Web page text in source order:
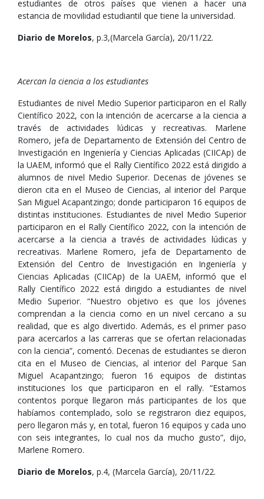
estudiantes de otros países que vienen a hacer una
estancia de movilidad estudiantil que tiene la universidad.
Diario de Morelos, p.3,(Marcela García), 20/11/22.
Acercan la ciencia a los estudiantes
Estudiantes de nivel Medio Superior participaron en el Rally
Científico 2022, con la intención de acercarse a la ciencia a
través de actividades lúdicas y recreativas. Marlene
Romero, jefa de Departamento de Extensión del Centro de
Investigación en Ingeniería y Ciencias Aplicadas (CIICAp) de
la UAEM, informó que el Rally Científico 2022 está dirigido a
alumnos de nivel Medio Superior. Decenas de jóvenes se
dieron cita en el Museo de Ciencias, al interior del Parque
San Miguel Acapantzingo; donde participaron 16 equipos de
distintas instituciones. Estudiantes de nivel Medio Superior
participaron en el Rally Científico 2022, con la intención de
acercarse a la ciencia a través de actividades lúdicas y
recreativas. Marlene Romero, jefa de Departamento de
Extensión del Centro de Investigación en Ingeniería y
Ciencias Aplicadas (CIICAp) de la UAEM, informó que el
Rally Científico 2022 está dirigido a estudiantes de nivel
Medio Superior. “Nuestro objetivo es que los jóvenes
comprendan a la ciencia como en un nivel cercano a su
realidad, que es algo divertido. Además, es el primer paso
para acercarlos a las carreras que se ofertan relacionadas
con la ciencia”, comentó. Decenas de estudiantes se dieron
cita en el Museo de Ciencias, al interior del Parque San
Miguel Acapantzingo; fueron 16 equipos de distintas
instituciones los que participaron en el rally. “Estamos
contentos porque llegaron más participantes de los que
habíamos contemplado, solo se registraron diez equipos,
pero llegaron más y, en total, fueron 16 equipos y cada uno
con seis integrantes, lo cual nos da mucho gusto”, dijo,
Marlene Romero.
Diario de Morelos, p.4, (Marcela García), 20/11/22.